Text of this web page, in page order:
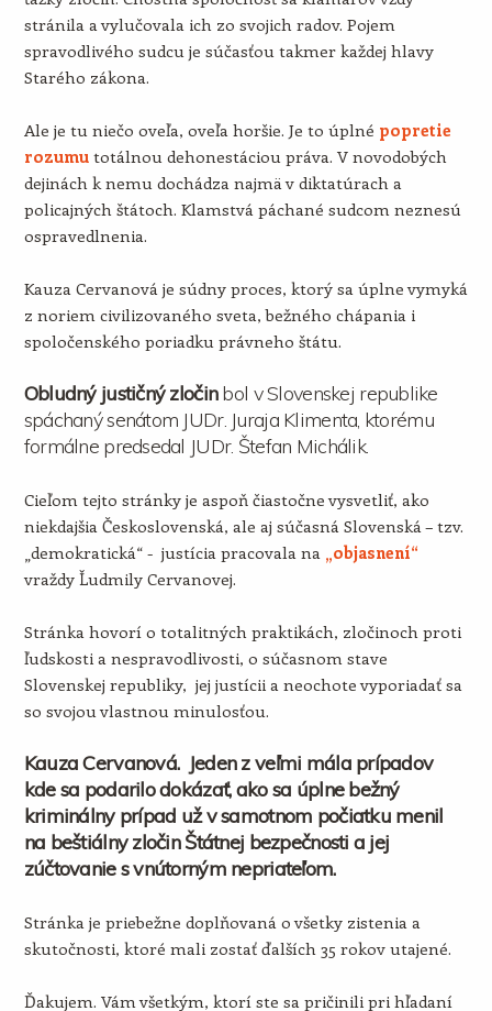
stránila a vylučovala ich zo svojich radov. Pojem
spravodlivého sudcu je súčasťou takmer každej hlavy
Starého zákona.
Ale je tu niečo oveľa, oveľa horšie. Je to úplné popretie
rozumutotálnou dehonestáciou práva. V novodobých
dejinách k nemu dochádza najmä v diktatúrach a
policajných štátoch. Klamstvá páchané sudcom neznesú
ospravedlnenia.
Kauza Cervanová je súdny proces, ktorý sa úplne vymyká
z noriem civilizovaného sveta, bežného chápania i
spoločenského poriadku právneho štátu.
Obludný justičný zločinbol v Slovenskej republike
spáchaný senátom JUDr. Juraja Klimenta, ktorému
formálne predsedal JUDr. Štefan Michálik.
Cieľom tejto stránky je aspoň čiastočne vysvetliť, ako
niekdajšia Československá, ale aj súčasná Slovenská – tzv.
„demokratická“ - justícia pracovala na „objasnení“
vraždy Ľudmily Cervanovej.
Stránka hovorí o totalitných praktikách, zločinoch proti
ľudskosti a nespravodlivosti, o súčasnom stave
Slovenskej republiky, jej justícii a neochote vyporiadať sa
so svojou vlastnou minulosťou.
Kauza Cervanová. Jeden z veľmi mála prípadov
kde sa podarilo dokázať, ako sa úplne bežný
kriminálny prípad už v samotnom počiatku menil
na beštiálny zločin Štátnej bezpečnosti a jej
zúčtovanie s vnútorným nepriateľom.
Stránka je priebežne doplňovaná o všetky zistenia a
skutočnosti, ktoré mali zostať ďalších 35 rokov utajené.
Ďakujem. Vám všetkým, ktorí ste sa pričinili pri hľadaní